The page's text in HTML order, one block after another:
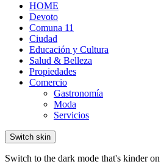
HOME
Devoto
Comuna 11
Ciudad
Educación y Cultura
Salud & Belleza
Propiedades
Comercio
Gastronomía
Moda
Servicios
Switch skin
Switch to the dark mode that's kinder